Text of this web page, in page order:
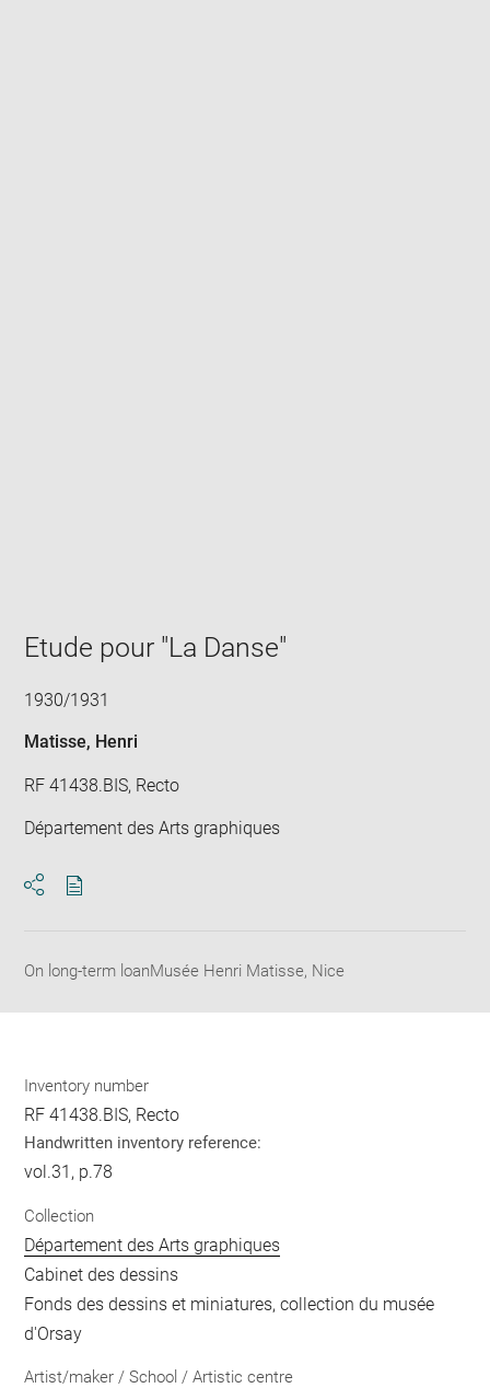
window
Etude pour "La Danse"
1930/1931
Matisse, Henri
RF 41438.BIS, Recto
Département des Arts graphiques
On long-term loanMusée Henri Matisse, Nice
Inventory number
RF 41438.BIS, Recto
Handwritten inventory reference:
vol.31, p.78
Collection
Département des Arts graphiques
Cabinet des dessins
Fonds des dessins et miniatures, collection du musée
d'Orsay
Artist/maker / School / Artistic centre